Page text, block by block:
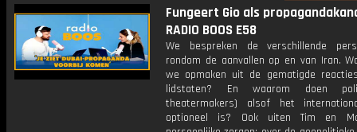
Fungeert Gio als
RADIO BOOS E58
We bespreken de verschillende
rondom de aanvallen op en van Iran.
we opmaken uit de gematigde
lidstaten? En waarom doen
theatermakers) alsof het
optioneel is? Ook uiten Tim en